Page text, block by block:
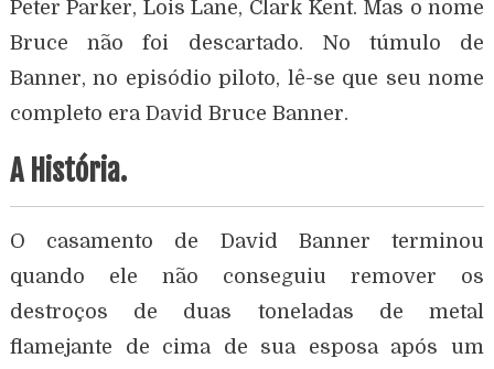
Peter Parker, Lois Lane, Clark Kent. Mas o nome
Bruce não foi descartado. No túmulo de
Banner, no episódio piloto, lê-se que seu nome
completo era David Bruce Banner.
A História.
O casamento de David Banner terminou
quando ele não conseguiu remover os
destroços de duas toneladas de metal
flamejante de cima de sua esposa após um